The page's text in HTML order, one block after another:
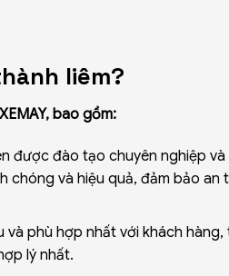
liêm?
bao gồm:
được đào tạo chuyên nghiệp và
chóng và hiệu quả, đảm bảo an
phù hợp nhất với khách
lý nhất.